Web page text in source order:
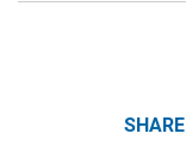
SHARE